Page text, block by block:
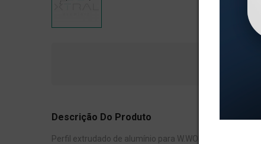
Descrição Do Produto
Perfil extrudado de alumínio para W.WORKS, com peso